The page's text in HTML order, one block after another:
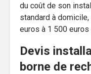
du coût de son
standard à
euros à 1 500 euros
Devis
borne de